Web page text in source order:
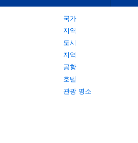
국가
지역
도시
지역
공항
호텔
관광 명소